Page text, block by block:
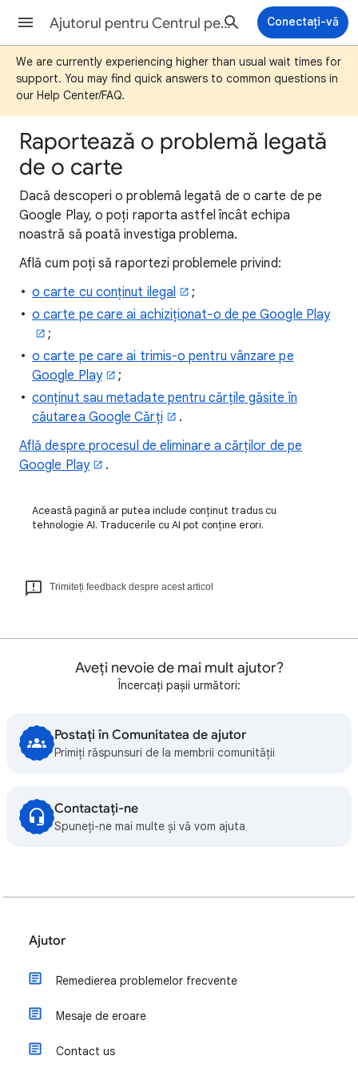
Ajutorul pentru Centrul pentru parteneri Cărți Google Play Conectați-vă
We are currently experiencing higher than usual wait times for
support. You may find quick answers to common questions in
our Help Center/FAQ.
Raportează o problemă legată
de o carte
Dacă descoperi o problemă legată de o carte de pe
Google Play, o poți raporta astfel încât echipa
noastră să poată investiga problema.
Află cum poți să raportezi problemele privind:
o carte cu conținut ilegal
;
o carte pe care ai achiziționat-o de pe Google Play
;
o carte pe care ai trimis-o pentru vânzare pe
Google Play
;
conținut sau metadate pentru cărțile găsite în
căutarea Google Cărți
.
Află despre procesul de eliminare a cărților de pe
Google Play
.
Această pagină ar putea include conținut tradus cu
tehnologie AI. Traducerile cu AI pot conține erori.
Trimiteți feedback despre acest articol
Aveți nevoie de mai mult ajutor?
Încercați pașii următori:
Postați în Comunitatea de ajutor
Primiți răspunsuri de la membrii comunității
Contactați-ne
Spuneți-ne mai multe și vă vom ajuta
Ajutor
Remedierea problemelor frecvente
Mesaje de eroare
Contact us